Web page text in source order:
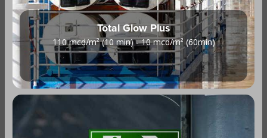
Total Glow Plus
110 mcd/m² (10 min) - 10 mcd/m² (60min)